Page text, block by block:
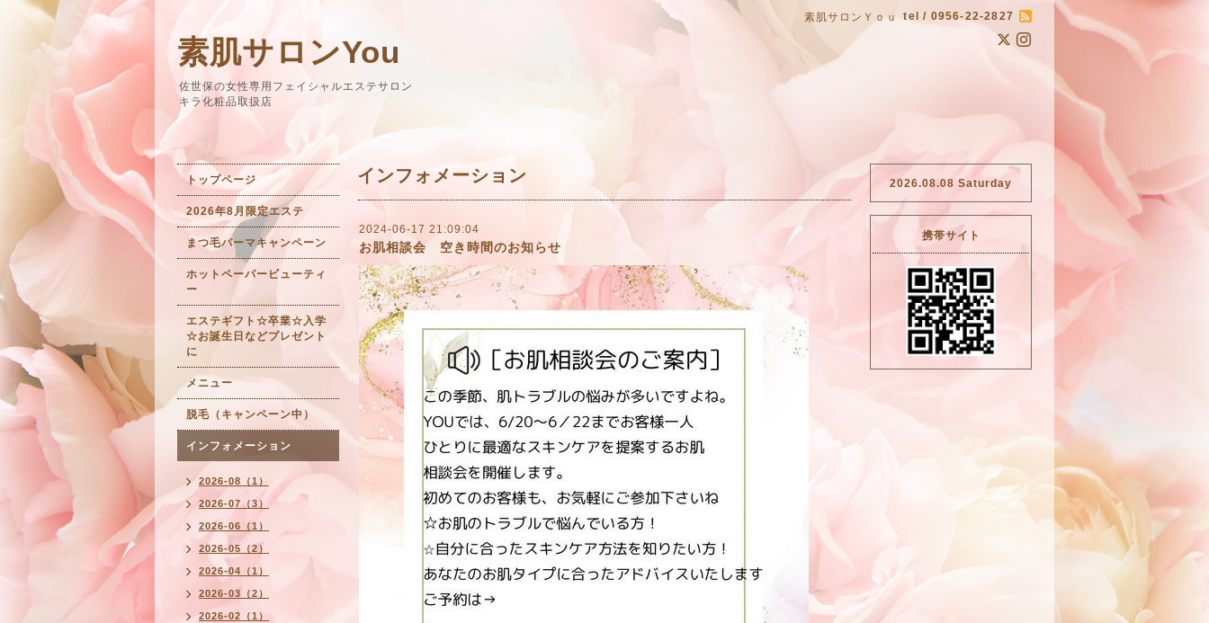
素肌サロンＹｏｕ tel / 0956-22-2827
素肌サロンYou
佐世保の女性専用フェイシャルエステサロン
キラ化粧品取扱店
インフォメーション
2024-06-17 21:09:04
お肌相談会 空き時間のお知らせ
トップページ
2026年8月限定エステ
まつ毛パーマキャンペーン
ホットペーパービューティ
ー
エステギフト☆卒業☆入学
☆お誕生日などプレゼント
に
メニュー
脱毛（キャンペーン中）
インフォメーション
2026-08（1）
2026-07（3）
2026-06（1）
2026-05（2）
2026-04（1）
2026-03（2）
2026-02（1）
2026.08.08 Saturday
携帯サイト